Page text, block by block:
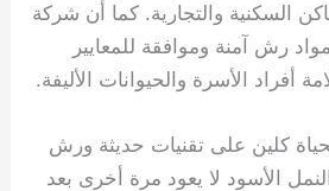
السكنية والتجارية. كما أن شركة
رش آمنة وموافقة للمعايير
أفراد الأسرة والحيوانات الأليفة.
كلين على تقنيات حديثة ورش
الأسود لا يعود مرة أخرى بعد